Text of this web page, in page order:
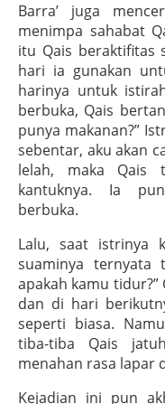
Barra’ juga
menimpa sahabat
itu Qais beraktifitas
hari ia gunakan
harinya untuk
berbuka, Qais
punya makanan?”
sebentar, aku akan
lelah, maka Qais
kantuknya. Ia
berbuka.
Lalu, saat istrinya
suaminya ternyata
apakah kamu
dan di hari
seperti biasa.
tiba-tiba Qais
menahan rasa lapar
Kejadian ini pun